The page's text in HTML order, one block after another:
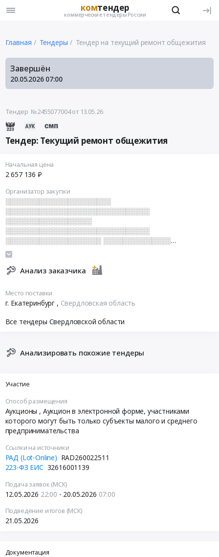
комтендер
коммерческие тендеры России
Главная Тендеры Тендер на текущий ремонт общежития
Завершён
20.05.2026 07:00
Тендер №2455077004от 13.05.26
Тендер: Текущий ремонт общежития
Начальная цена
2 657 136 ₽
Организатор закупки
░░░░░░░░░░░░░░░░░░░░░░
░░░░░░░░░░░░░░░░░░░░░░░░░░░░░░
░░░░░░░░░░░░░░░░░░
░░░░░░░░░░░░░░░░░░░░░░░░░░░░░░
░░░░░░░░░░░░░░░░░░░░ ░░░░░░░░░░░░░░
░░░░░░░░░░░░░░░░░░░░░░ ░░░░░░░░░░░░░░░░░░░
░░░░░░░░░░░░░░░░░░░░░░░░░░░░░░
░░░░░░░░░░░░░░░░░░░░░░
░░░░░░░░░░░░░░░░░░░░░░░░
░░░░░░░░░░░░░░░░░░░░░░░░░░░░░░
░░░░░░░░░░░░░░░░░░░░ ░░░░░░░░░░░░░░░░░░
Анализ заказчика
Место поставки
г. Екатеринбург , Свердловская область
Все тендеры Свердловской области
Анализировать похожие тендеры
Участие
Способ размещения
Аукционы , Аукцион в электронной форме, участниками
которого могут быть только субъекты малого и среднего
предпринимательства
Ссылки на источники
РАД (Lot-Online) RAD260022511
223-ФЗ ЕИС 32616001139
Подача заявок (МСК)
12.05.2026 22:00 - 20.05.2026 07:00
Подведение итогов (МСК)
21.05.2026
Документация